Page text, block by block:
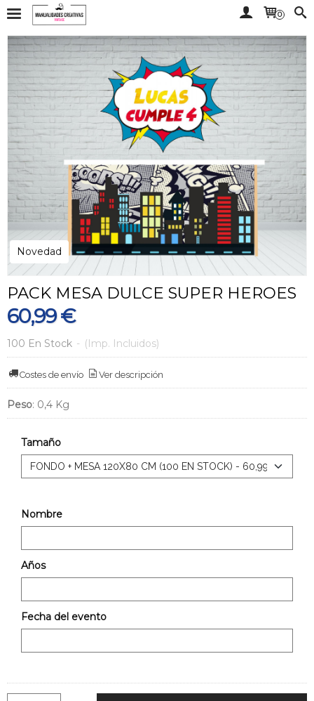
0
Novedad
PACK MESA DULCE SUPER HEROES
60,99 €
100 En Stock - (Imp. Incluidos)
Costes de envío Ver descripción
Peso: 0,4 Kg
Tamaño
Nombre
Años
Fecha del evento